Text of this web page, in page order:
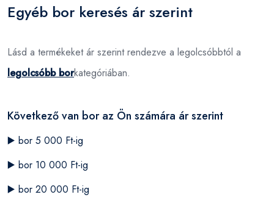
Egyéb bor keresés ár szerint
Lásd a termékeket ár szerint rendezve a legolcsóbbtól a
legolcsóbb borkategóriában.
Következő van bor az Ön számára ár szerint
▶️ bor 5 000 Ft-ig
▶️ bor 10 000 Ft-ig
▶️ bor 20 000 Ft-ig